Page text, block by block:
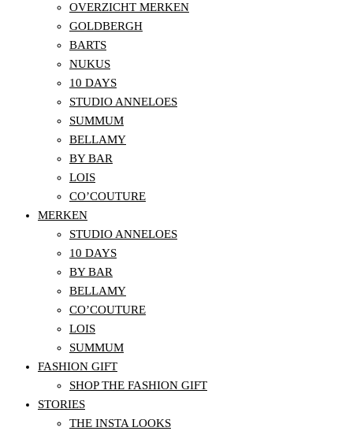
OVERZICHT MERKEN
GOLDBERGH
BARTS
NUKUS
10 DAYS
STUDIO ANNELOES
SUMMUM
BELLAMY
BY BAR
LOIS
CO’COUTURE
MERKEN
STUDIO ANNELOES
10 DAYS
BY BAR
BELLAMY
CO’COUTURE
LOIS
SUMMUM
FASHION GIFT
SHOP THE FASHION GIFT
STORIES
THE INSTA LOOKS